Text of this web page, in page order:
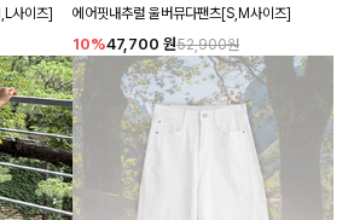
사이즈] 에어핏내추럴 울버뮤다팬츠[S,M사이즈]
10%47,700 원52,900원